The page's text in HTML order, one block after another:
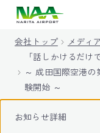
会社トップ メディ
「話しかけるだけ
～ 成田国際空港
験開始 ～
お知らせ詳細